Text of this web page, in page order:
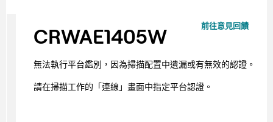
前往意見回饋
CRWAE1405W
無法執行平台鑑別，因為掃描配置中遺漏或有無效的認證。
請在掃描工作的「連線」畫面中指定平台認證。